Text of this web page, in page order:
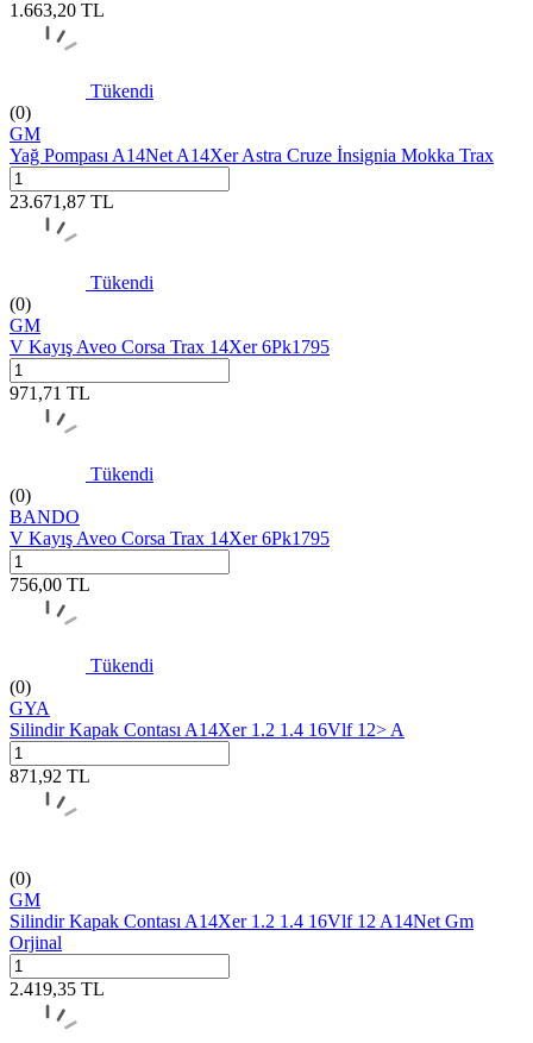
1.663,20 TL
Tükendi
(0)
GM
Yağ Pompası A14Net A14Xer Astra Cruze İnsignia Mokka Trax
23.671,87 TL
Tükendi
(0)
GM
V Kayış Aveo Corsa Trax 14Xer 6Pk1795
971,71 TL
Tükendi
(0)
BANDO
V Kayış Aveo Corsa Trax 14Xer 6Pk1795
756,00 TL
Tükendi
(0)
GYA
Silindir Kapak Contası A14Xer 1.2 1.4 16Vlf 12> A
871,92 TL
(0)
GM
Silindir Kapak Contası A14Xer 1.2 1.4 16Vlf 12 A14Net Gm
Orjinal
2.419,35 TL